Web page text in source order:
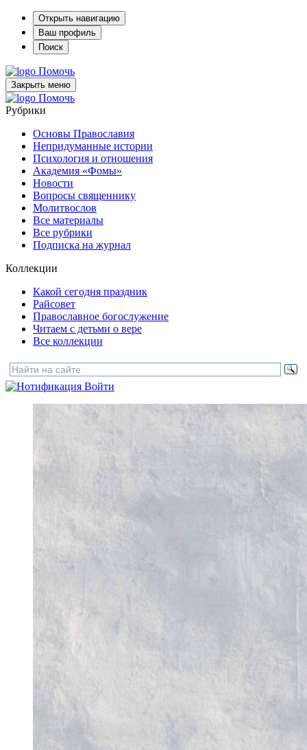
Открыть навигацию
Ваш профиль
Поиск
Помочь
Закрыть меню
Помочь
Рубрики
Основы Православия
Непридуманные истории
Психология и отношения
Академия «Фомы»
Новости
Вопросы священнику
Молитвослов
Все материалы
Все рубрики
Подписка на журнал
Коллекции
Какой сегодня праздник
Райсовет
Православное богослужение
Читаем с детьми о вере
Все коллекции
Войти